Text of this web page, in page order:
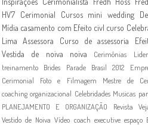
HV7 Cerimonial Cursos mini wedding
Mídia casamento com Efeito civl curso
Lima Assessora
Curso de assessoria
Vestida de noiva
noiva Cerimônias
treinamento
Brides Parade Brasil 2012
Cerimonial
Foto e Filmagem
Mestre de
coaching organizacional Celebridades Musicas
PLANEJAMENTO E ORGANIZAÇÃO
Revista
Vestido de Noiva Vídeo coach executive espaço